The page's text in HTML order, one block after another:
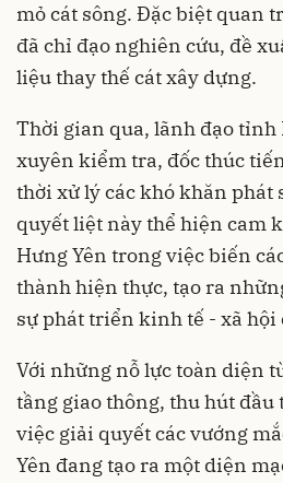
mỏ cát sông. Đặc biệt quan
đã chỉ đạo nghiên cứu, đề
liệu thay thế cát xây dựng.
Thời gian qua, lãnh đạo tỉnh
xuyên kiểm tra, đốc thúc
thời xử lý các khó khăn phát
quyết liệt này thể hiện cam
Hưng Yên trong việc biến
thành hiện thực, tạo ra
sự phát triển kinh tế - xã hội
Với những nỗ lực toàn diện
tầng giao thông, thu hút đầu
việc giải quyết các vướng
Yên đang tạo ra một diện